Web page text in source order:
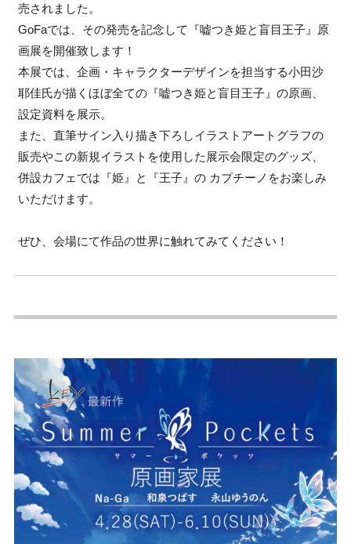
売されました。
GoFaでは、その発売を記念して『嘘つき姫と盲目王子』原
画展を開催致します！
本展では、企画・キャラクターデザインを担当する小田沙
耶佳氏が描くほぼ全ての『嘘つき姫と盲目王子』の原画、
設定資料を展示。
また、直筆サイン入り描き下ろしイラストアートグラフの
販売やこの新規イラストを使用した展示会限定のグッズ、
併設カフェでは『姫』と『王子』の カプチーノをお楽しみ
いただけます。
ぜひ、会場にて作品の世界に触れてみてください！